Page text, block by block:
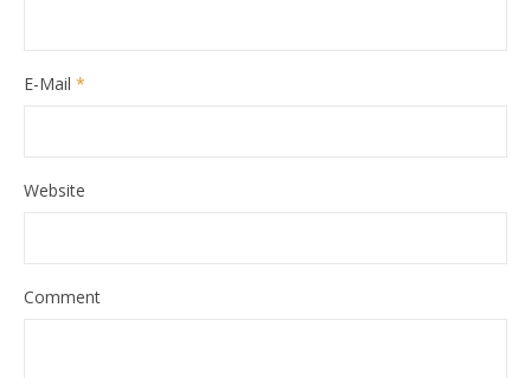
E-Mail *
Website
Comment